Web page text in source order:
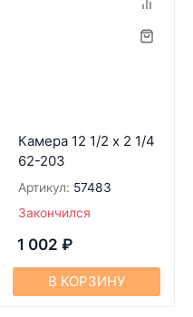
Камера 12 1/2 х 2 1/4
62-203
Артикул: 57483
Закончился
1 002 ₽
В КОРЗИНУ